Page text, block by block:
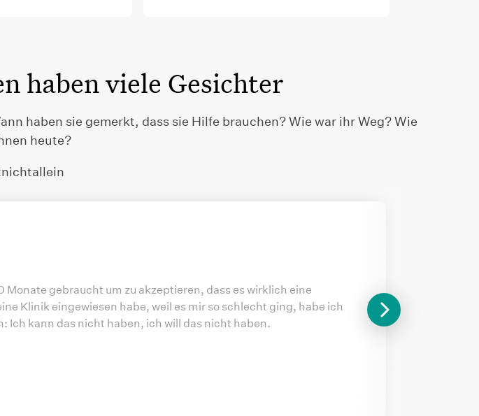
haben viele Gesichter
haben sie gemerkt, dass sie Hilfe brauchen? Wie war ihr Weg? Wie
heute?
Monate gebraucht um zu akzeptieren, dass es wirklich eine
Klinik eingewiesen habe, weil es mir so schlecht ging, habe ich
Ich kann das nicht haben, ich will das nicht haben.